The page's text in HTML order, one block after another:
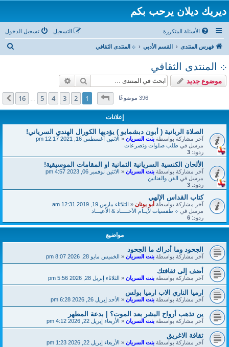
ديريك ديلان يرحب بكم
الأسئلة المتكررة تسجيل الدخول التسجيل
فهرس المنتدى القسم الأدبي ܀ المنتدى الثقافي
ب
܀ المنتدى الثقافي
موضوع جديد بحث
396 موضوعًاصفحة1من16
1
2
3
4
5
16 التالي
إعلانات
الصلاة الربانية ( أبون دبشمايو ) يؤديها الكورال الهندي السرياني!
آخر مشاركة بواسطةبنت السريان«الاثنين أغسطس 16, 2021 12:17 pm
مرسل فيطلب صلوات وتضرعات
ردود: 3
الألحان الكنسية السريانية الثمانية او المقامات الموسيقية!
آخر مشاركة بواسطةبنت السريان«الاثنين نوفمبر 06, 2023 4:57 pm
مرسل فيالفن والفنانين
ردود: 3
كتاب القداس الإلهي
آخر مشاركة بواسطةأبو يونان«الثلاثاء مارس 19, 2019 12:31 am
مرسل في܀ طقسيات لأيــام الآحـــــاد & الأعيـــاد
ردود: 6
مواضيع
الجحود وما أدراك ما الجحود
آخر مشاركة بواسطةبنت السريان«الخميس مايو 28, 2026 8:07 pm
أضف إلى ثقافتك
آخر مشاركة بواسطةبنت السريان«الثلاثاء إبريل 28, 2026 5:56 pm
ارميا الناري الاب ارميا بولس
آخر مشاركة بواسطةبنت السريان«الأحد إبريل 26, 2026 6:28 pm
ين تذهب أرواح البشر بعد الموت؟ | بدعة المطهر
آخر مشاركة بواسطةبنت السريان«الأربعاء إبريل 22, 2026 4:12 pm
ثقافة الاغريق
آخر مشاركة بواسطةبنت السريان«الأربعاء إبريل 22, 2026 1:23 pm